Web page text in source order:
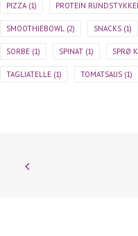
PIZZA(1) PROTEIN
SMOOTHIEBOWL (2) SNACKS (1)
SORBE (1) SPINAT (1) SPRØ
TAGLIATELLE (1) TOMATSAUS (1)